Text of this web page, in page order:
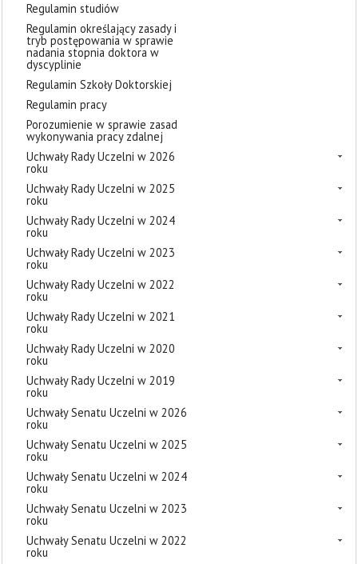
Regulamin studiów
Regulamin określający zasady i
tryb postępowania w sprawie
nadania stopnia doktora w
dyscyplinie
Regulamin Szkoły Doktorskiej
Regulamin pracy
Porozumienie w sprawie zasad
wykonywania pracy zdalnej
Uchwały Rady Uczelni w 2026
roku
Uchwały Rady Uczelni w 2025
roku
Uchwały Rady Uczelni w 2024
roku
Uchwały Rady Uczelni w 2023
roku
Uchwały Rady Uczelni w 2022
roku
Uchwały Rady Uczelni w 2021
roku
Uchwały Rady Uczelni w 2020
roku
Uchwały Rady Uczelni w 2019
roku
Uchwały Senatu Uczelni w 2026
roku
Uchwały Senatu Uczelni w 2025
roku
Uchwały Senatu Uczelni w 2024
roku
Uchwały Senatu Uczelni w 2023
roku
Uchwały Senatu Uczelni w 2022
roku